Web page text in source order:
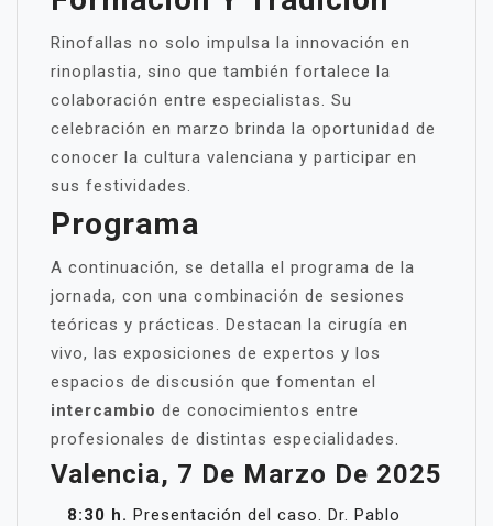
Rinofallas no solo impulsa la innovación en
rinoplastia, sino que también fortalece la
colaboración entre especialistas. Su
celebración en marzo brinda la oportunidad de
conocer la cultura valenciana y participar en
sus festividades.
Programa
A continuación, se detalla el programa de la
jornada, con una combinación de sesiones
teóricas y prácticas. Destacan la cirugía en
vivo, las exposiciones de expertos y los
espacios de discusión que fomentan el
intercambio de conocimientos entre
profesionales de distintas especialidades.
Valencia, 7 De Marzo De 2025
8:30 h. Presentación del caso. Dr. Pablo